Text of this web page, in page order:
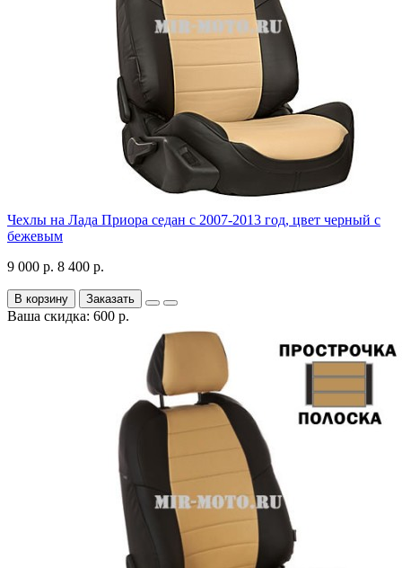
Чехлы на Лада Приора седан с 2007-2013 год, цвет черный с
бежевым
9 000 р. 8 400 р.
В корзину Заказать
Ваша скидка: 600 р.